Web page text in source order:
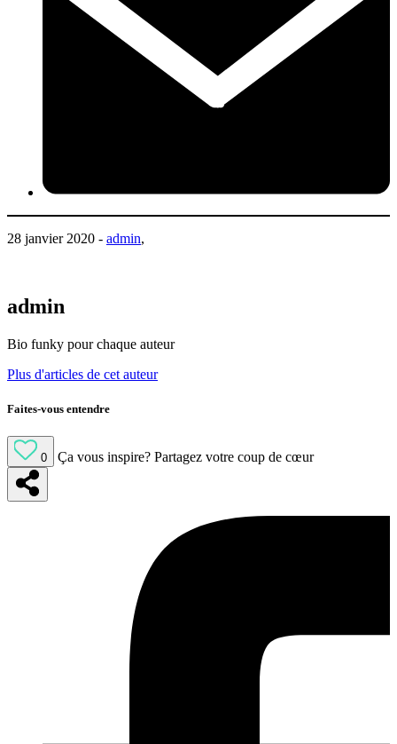
28 janvier 2020 - admin,
admin
Bio funky pour chaque auteur
Plus d'articles de cet auteur
Faites-vous entendre
0 Ça vous inspire? Partagez votre coup de cœur